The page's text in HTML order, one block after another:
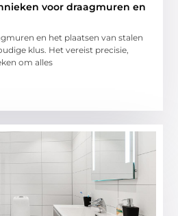
voor draagmuren en
en het plaatsen van stalen
klus. Het vereist precisie,
om alles